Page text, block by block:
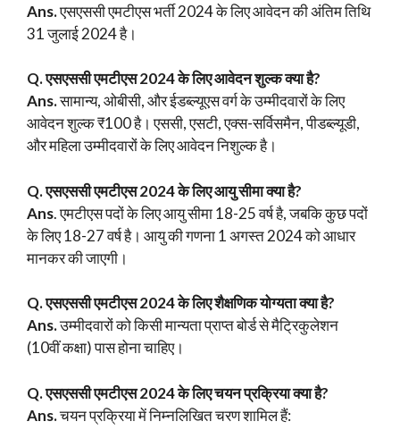
Ans.एसएससी एमटीएस भर्ती 2024 के लिए आवेदन की अंतिम तिथि
31 जुलाई 2024 है।
Q. एसएससीएमटीएस2024 के लिए आवेदन शुल्क क्या है?
Ans.सामान्य, ओबीसी, और ईडब्ल्यूएस वर्ग के उम्मीदवारों के लिए
आवेदन शुल्क ₹100 है। एससी, एसटी, एक्स-सर्विसमैन, पीडब्ल्यूडी,
और महिला उम्मीदवारों के लिए आवेदन निशुल्क है।
Q. एसएससीएमटीएस2024 के लिए आयु सीमा क्या है?
Ans. एमटीएस पदों के लिए आयु सीमा 18-25 वर्ष है, जबकि कुछ पदों
के लिए 18-27 वर्ष है। आयु की गणना 1 अगस्त 2024 को आधार
मानकर की जाएगी।
Q. एसएससीएमटीएस2024 के लिए शैक्षणिक योग्यता क्या है?
Ans.उम्मीदवारों को किसी मान्यता प्राप्त बोर्ड से मैट्रिकुलेशन
(10वीं कक्षा) पास होना चाहिए।
Q. एसएससीएमटीएस2024 के लिए चयन प्रक्रिया क्या है?
Ans.चयन प्रक्रिया में निम्नलिखित चरण शामिल हैं: